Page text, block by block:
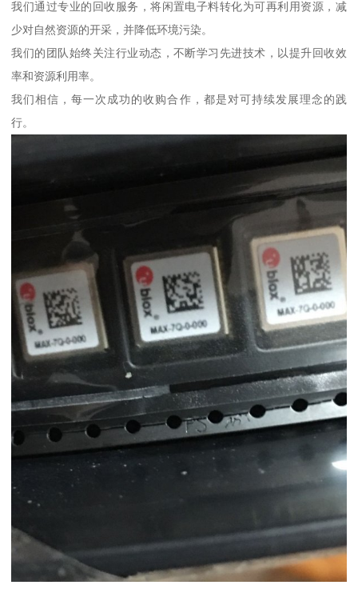
我们通过专业的回收服务，将闲置电子料转化为可再利用资源，减
少对自然资源的开采，并降低环境污染。
我们的团队始终关注行业动态，不断学习先进技术，以提升回收效
率和资源利用率。
我们相信，每一次成功的收购合作，都是对可持续发展理念的践
行。